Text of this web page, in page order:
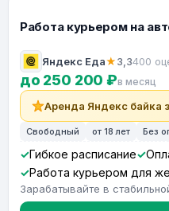
Работа курьером на
Яндекс Еда★3,3400
до 250 200 ₽в месяц
Аренда Яндекс байка
Свободный от 18 лет Без
Гибкое расписание
Работа курьером для
Зарабатывайте в